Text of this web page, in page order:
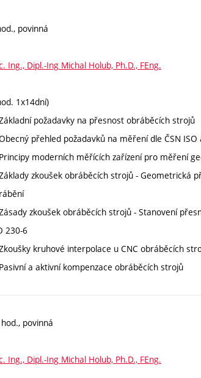
povinná
Ing., Dipl.-Ing Michal Holub, Ph.D., FEng.
1x14dní)
požadavky na přesnost obráběcích strojů
přehled požadavků na měření dle ČSN ISO
moderních měřících zařízení pro měření
zkoušek obráběcích strojů - Geometrická
zkoušek obráběcích strojů - Stanovení
230-6
kruhové interpolace u CNC obráběcích
a aktivní kompenzace obráběcích strojů
povinná
Ing., Dipl.-Ing Michal Holub, Ph.D., FEng.